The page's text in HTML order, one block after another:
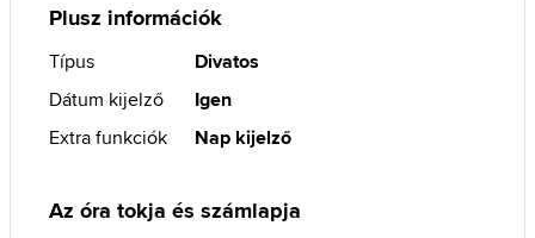
Plusz információk
Típus
Divatos
Dátum kijelző
Igen
Extra funkciók
Nap kijelző
Az óra tokja és számlapja